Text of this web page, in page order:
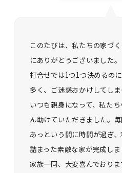
このたびは、私たちの家づ
にありがとうございました。
打合せでは1つ1つ決めるの
多く、ご迷惑おかけしてしま
いつも親身になって、私た
ん助けていただきました。
あっという間に時間が過ぎ
詰まった素敵な家が完成しま
家族一同、大変喜んでおりま